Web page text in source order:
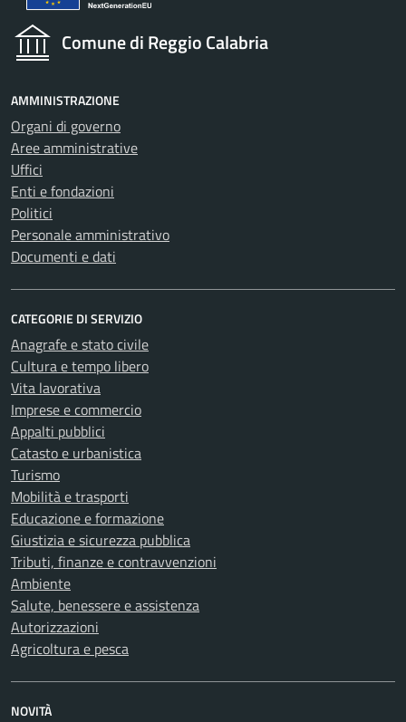
Comune di Reggio Calabria
AMMINISTRAZIONE
Organi di governo
Aree amministrative
Uffici
Enti e fondazioni
Politici
Personale amministrativo
Documenti e dati
CATEGORIE DI SERVIZIO
Anagrafe e stato civile
Cultura e tempo libero
Vita lavorativa
Imprese e commercio
Appalti pubblici
Catasto e urbanistica
Turismo
Mobilità e trasporti
Educazione e formazione
Giustizia e sicurezza pubblica
Tributi, finanze e contravvenzioni
Ambiente
Salute, benessere e assistenza
Autorizzazioni
Agricoltura e pesca
NOVITÀ